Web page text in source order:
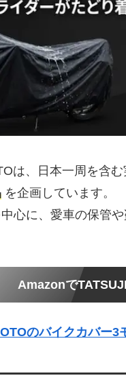
は、日本一周を含
を企画しています。
心に、愛車の保管
Amazonで
のバイクカバー3